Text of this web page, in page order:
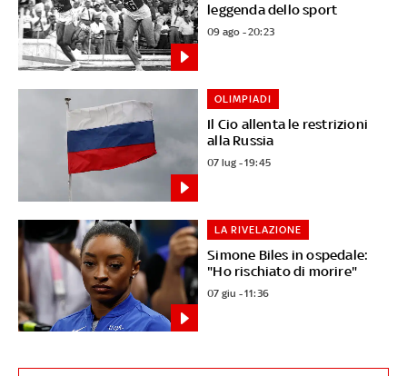
leggenda dello sport
09 ago - 20:23
Il Cio allenta le restrizioni
alla Russia
OLIMPIADI
07 lug - 19:45
Simone Biles in ospedale:
"Ho rischiato di morire"
LA RIVELAZIONE
07 giu - 11:36